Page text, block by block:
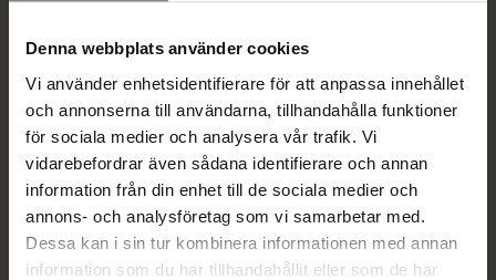
Denna webbplats använder cookies
Vi använder enhetsidentifierare för att anpassa innehållet
och annonserna till användarna, tillhandahålla funktioner
för sociala medier och analysera vår trafik. Vi
vidarebefordrar även sådana identifierare och annan
information från din enhet till de sociala medier och
annons- och analysföretag som vi samarbetar med.
Dessa kan i sin tur kombinera informationen med annan
information som du har tillhandahållit eller som de har
Nutridrink är en näringsmässigt komplett och
energirik näringsdryck. Framtagen för den som
har svårigheter att få i sig tillräcklig mängd av
den vanliga maten för tillgodose sitt
näringsbehov. Nutridrink är ett livsmedel för
speciella medicinska ändamål och används
under medicinsk övervakning. Intag bör ske